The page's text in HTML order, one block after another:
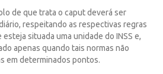
de que trata o caput deverá ser
respeitando as respectivas regras
situada uma unidade do INSS e,
apenas quando tais normas não
em determinados pontos.